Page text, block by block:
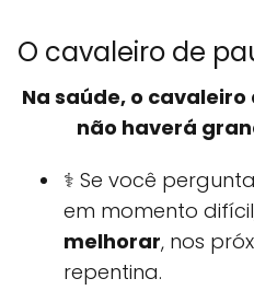
O cavaleiro de
Na saúde, o
não haverá
⚕️ Se você
em momento
melhorar, nos
repentina.